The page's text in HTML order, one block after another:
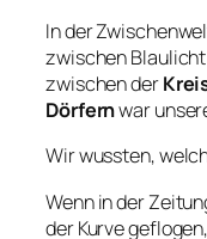
In der
zwischen
zwischen der
Dörfernwar
Wir wussten,
Wenn in der
der Kurve geflogen,